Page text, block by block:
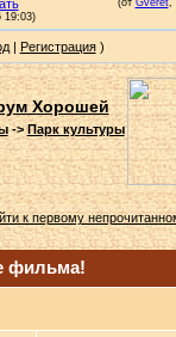
| Регистрация)
Хорошей
-> Парк культуры
к первому
фильма!